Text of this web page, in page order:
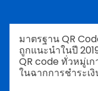
มาตรฐาน QR
ถูกแนะนำในปี
QR code ทั่วหมู่เ
ในฉากการชำระเ